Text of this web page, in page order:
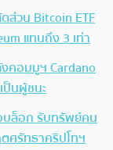
วน Bitcoin ETF
แทนถึง 3 เท่า
คอมมูฯ Cardano
นผู้ชนะ
บล็อก รับทรัพย์คน
ศรัทธาคริปโทฯ